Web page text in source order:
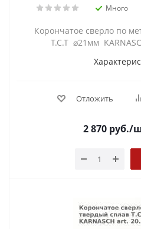
Много
Корончатое сверло по
Т.С.Т ⌀21мм
Отложить
2 870руб./